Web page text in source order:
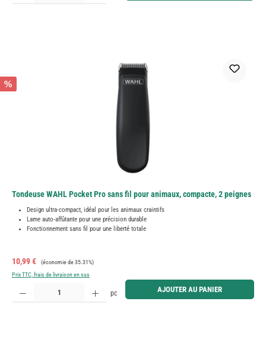
%
Tondeuse WAHL Pocket Pro sans fil pour animaux, compacte, 2 peignes
Design ultra-compact, idéal pour les animaux craintifs
Lame auto-affûtante pour une précision durable
Fonctionnement sans fil pour une liberté totale
Prix de vente :
10,99 € Prix régulier :
(économie de 35.31%)
Prix TTC, frais de livraison en sus
Quantité de produit : Entrez la quantité souhaitée ou utilisez les boutons pour augmenter ou
pc AJOUTER AU PANIER